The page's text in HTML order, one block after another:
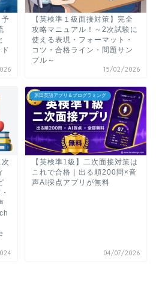
予
【英検準１級面接対策】完全
攻略マニュアル！～2次試験に
使える表現・フォーマット・
コツ・合格ライン・問題サン
プル～
15/02/2026
原田英語アプリ＆プログラミング
【英検準1級】二次面接対策は
これで合格｜出る順200問×音
声AI採点アプリが無料
04/07/2026